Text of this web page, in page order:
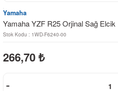
Yamaha
Yamaha YZF R25 Orjinal Sağ Elcik
Stok Kodu : 1WD-F6240-00
266,70 ₺